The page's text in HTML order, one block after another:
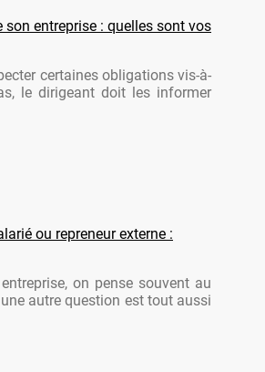
entreprise : quelles sont vos
certaines obligations vis-à-
le dirigeant doit les informer
ou repreneur externe :
on pense souvent au
autre question est tout aussi